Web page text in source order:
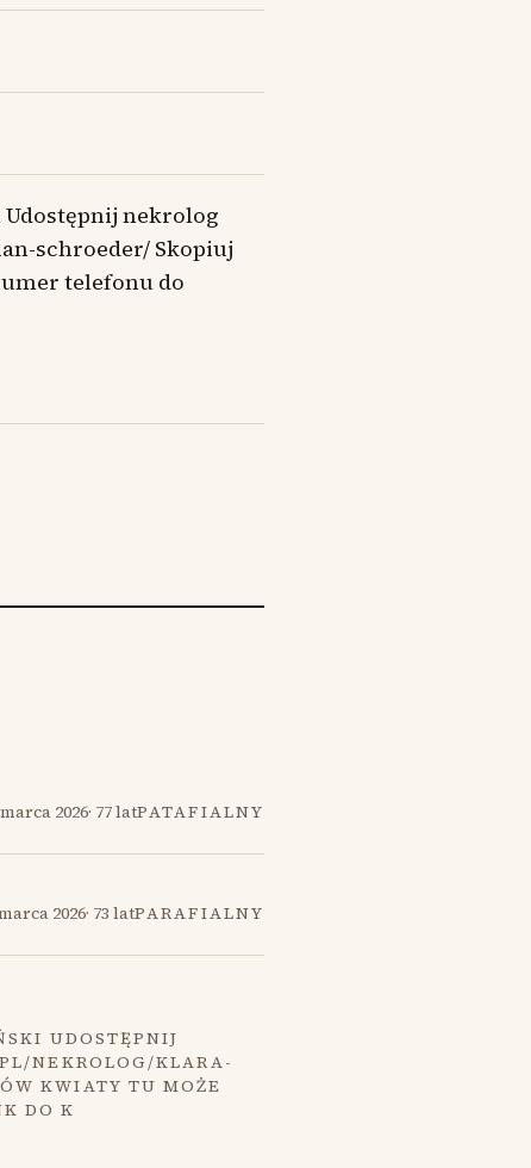
Udostępnij nekrolog
schroeder/ Skopiuj
telefonu do
2026· 77 latPATAFIALNY
2026· 73 latPARAFIALNY
UDOSTĘPNIJ
NEKROLOG/KLARA-
KWIATY TU MOŻE
DO K